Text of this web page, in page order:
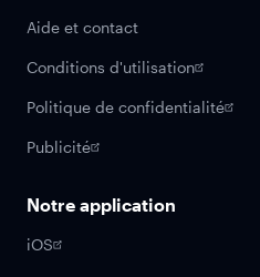
Aide et contact
Conditions d'utilisation
Politique de confidentialité
Publicité
Notre application
iOS